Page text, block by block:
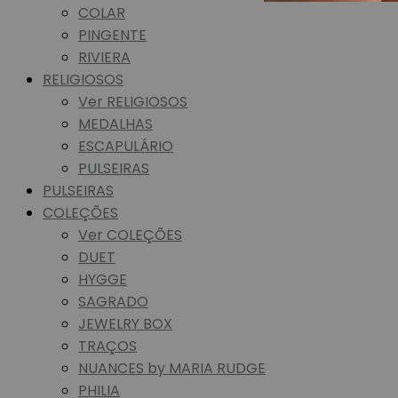
COLAR
PINGENTE
RIVIERA
RELIGIOSOS
Ver RELIGIOSOS
MEDALHAS
ESCAPULÁRIO
PULSEIRAS
PULSEIRAS
COLEÇÕES
Ver COLEÇÕES
DUET
HYGGE
SAGRADO
JEWELRY BOX
TRAÇOS
NUANCES by MARIA RUDGE
PHILIA